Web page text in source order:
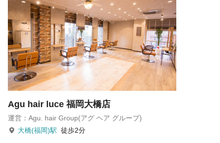
Agu hair luce 福岡大橋店
運営：Agu. hair Group(アグ ヘア グループ)
大橋(福岡)駅 徒歩2分